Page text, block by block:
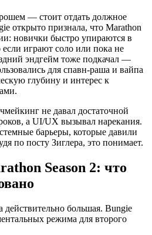
— стоит отдать должное
открыто признала, что Marathon
новички быстро упираются в
если играют соло или пока не
эндгейм тоже подкачал —
для спавн-раша и вайпа
глубину и интерес к
не давал достаточной
а UI/UX вызывал нарекания.
барьеры, которые давили
по посту Зиглера, это понимает.
Season 2: что
большая. Bungie
режима для второго